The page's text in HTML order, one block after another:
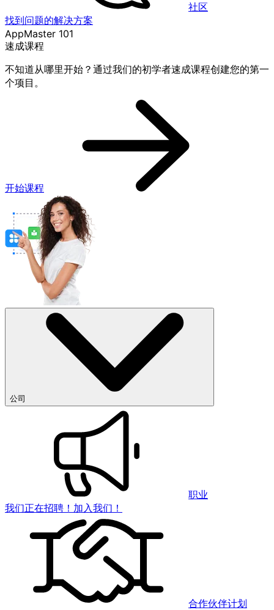
社区
找到问题的解决方案
AppMaster 101
速成课程
不知道从哪里开始？通过我们的初学者速成课程创建您的第一
个项目。
开始课程
公司
职业
我们正在招聘！加入我们！
合作伙伴计划